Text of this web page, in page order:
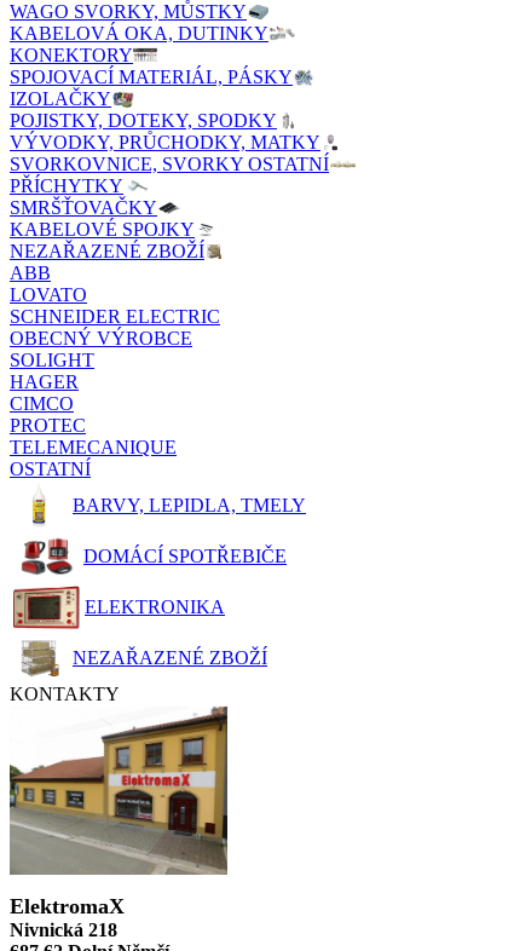
WAGO SVORKY, MŮSTKY
KABELOVÁ OKA, DUTINKY
KONEKTORY
SPOJOVACÍ MATERIÁL, PÁSKY
IZOLAČKY
POJISTKY, DOTEKY, SPODKY
VÝVODKY, PRŮCHODKY, MATKY
SVORKOVNICE, SVORKY OSTATNÍ
PŘÍCHYTKY
SMRŠŤOVAČKY
KABELOVÉ SPOJKY
NEZAŘAZENÉ ZBOŽÍ
ABB
LOVATO
SCHNEIDER ELECTRIC
OBECNÝ VÝROBCE
SOLIGHT
HAGER
CIMCO
PROTEC
TELEMECANIQUE
OSTATNÍ
BARVY, LEPIDLA, TMELY
DOMÁCÍ SPOTŘEBIČE
ELEKTRONIKA
NEZAŘAZENÉ ZBOŽÍ
KONTAKTY
ElektromaX
Nivnická 218